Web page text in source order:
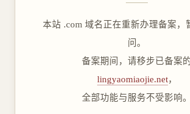
本站 .com 域名正在重新办理备案，
问。
备案期间，请移步已备案
lingyaomiaojie.net，
全部功能与服务不受影响。